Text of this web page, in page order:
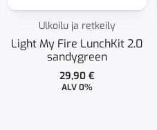
Ulkoilu ja retkeily
Light My Fire LunchKit 2.0
sandygreen
29,90 €
ALV 0%